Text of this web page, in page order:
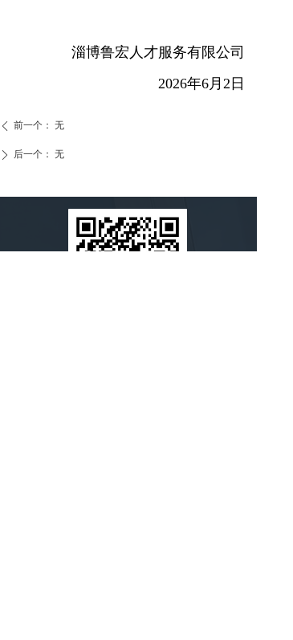
淄博鲁宏人才服务有限公司
2026年6月2日
ꄲ 后一个： 无
ꄴ 前一个： 无